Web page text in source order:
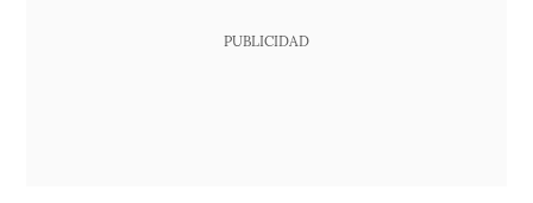
PUBLICIDAD